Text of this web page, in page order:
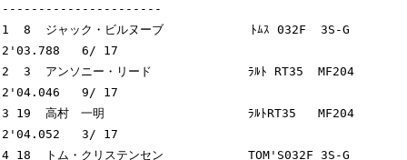
----------------------
1  8  ジャック・ビルヌーブ            ﾄﾑｽ 032F  3S-G
2'03.788   6/ 17
2  3  アンソニー・リード　　          ﾗﾙﾄ RT35  MF204
2'04.046   9/ 17
3 19  高村　一明　　　　　　          ﾗﾙﾄRT35   MF204
2'04.052   3/ 17
4 18  トム・クリステンセン　          TOM'S032F 3S-G